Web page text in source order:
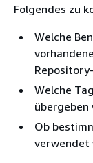
Folgendes zu
Welche
Welche
übergeben
Ob
verwendet